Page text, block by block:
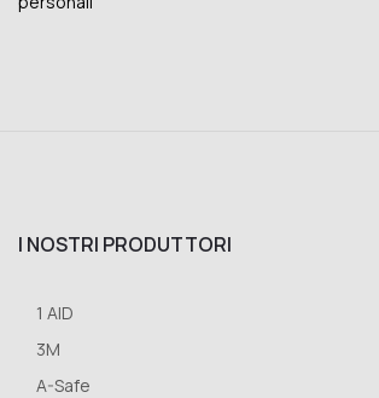
I NOSTRI PRODUTTORI
1 AID
3M
A-Safe